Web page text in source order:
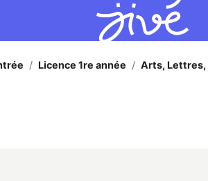
/ Licence 1re année / Arts, Lettres,